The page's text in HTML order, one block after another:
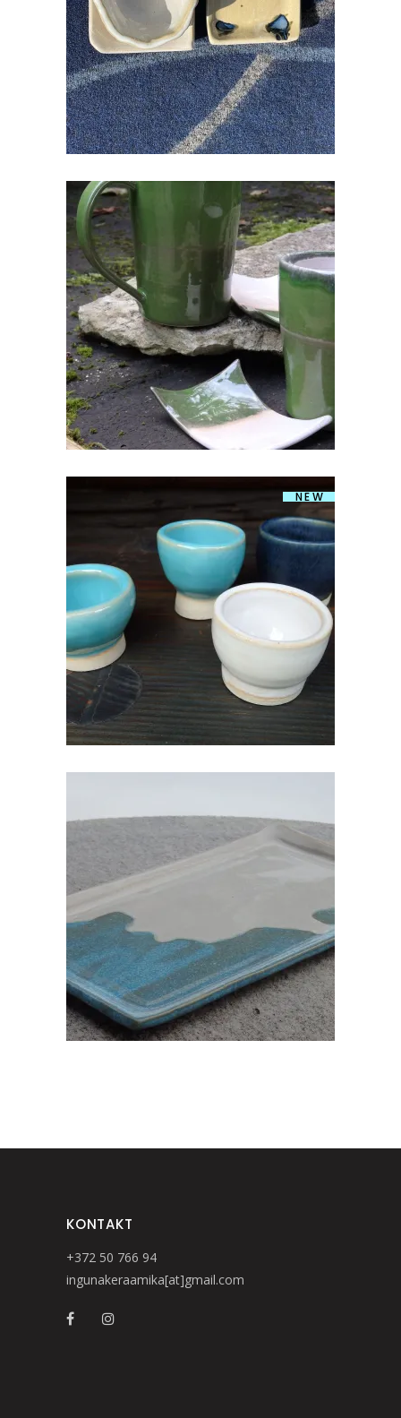
€18.00
TEEPAKIHOIDJA/SEEBIALUS
€ 6.00
NEW
KERAAMILINE MUNATOPS
€10.00
KERAAMILINE KANDILINE VAAGEN
KONTAKT
+372 50 766 94
ingunakeraamika[at]gmail.com